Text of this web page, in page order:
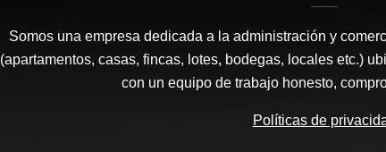
Somos una empresa dedicada a la administración y
(apartamentos, casas, fincas, lotes, bodegas, locales etc.)
con un equipo de trabajo honesto,
Políticas de